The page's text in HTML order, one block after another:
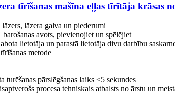
tīrīšanas mašīna eļļas tīrītāja krāsas
lāzera galva un piederumi
avots, pievienojiet un spēlējiet
lietotāja un parastā lietotāja divu darbību
metode
pārslēgšanas laiks <5 sekundes
procesa tehniskais atbalsts no ārstu un